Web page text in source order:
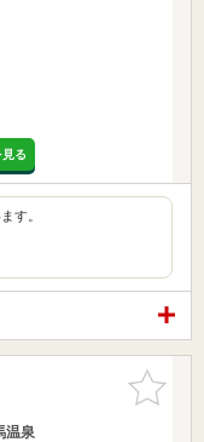
る
す。
お気に入
りに追加
温泉